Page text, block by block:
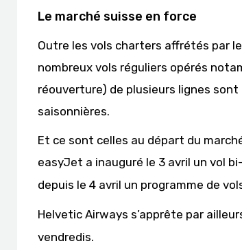
Le marché suisse en force
Outre les vols charters affrétés par
nombreux vols réguliers opérés
réouverture) de plusieurs lignes
saisonnières.
Et ce sont celles au départ du
easyJet a inauguré le 3 avril un vol
depuis le 4 avril un programme de
Helvetic Airways s’apprête par
vendredis.